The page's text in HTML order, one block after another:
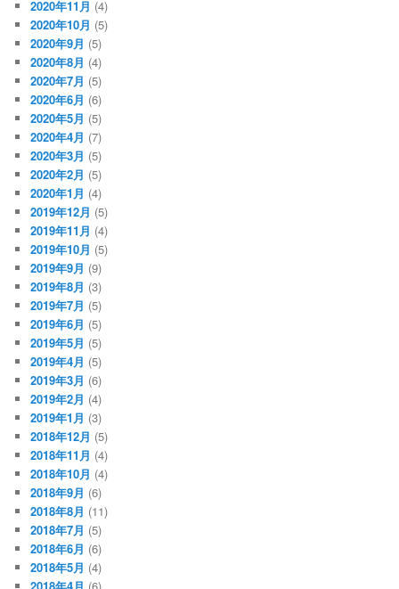
2020年11月 (4)
2020年10月 (5)
2020年9月 (5)
2020年8月 (4)
2020年7月 (5)
2020年6月 (6)
2020年5月 (5)
2020年4月 (7)
2020年3月 (5)
2020年2月 (5)
2020年1月 (4)
2019年12月 (5)
2019年11月 (4)
2019年10月 (5)
2019年9月 (9)
2019年8月 (3)
2019年7月 (5)
2019年6月 (5)
2019年5月 (5)
2019年4月 (5)
2019年3月 (6)
2019年2月 (4)
2019年1月 (3)
2018年12月 (5)
2018年11月 (4)
2018年10月 (4)
2018年9月 (6)
2018年8月 (11)
2018年7月 (5)
2018年6月 (6)
2018年5月 (4)